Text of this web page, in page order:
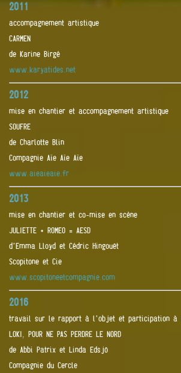
2011
accompagnement artistique
CARMEN
de Karine Birgé
www.karyatides.net
2012
mise en chantier et accompagnement artistique
SOUFRE
de Charlotte Blin
Compagnie Aïe Aïe Aïe
www.aieaieaie.fr
2013
mise en chantier et co-mise en scène
JULIETTE + ROMEO = AESD
d’Emma Lloyd et Cédric Hingouët
Scopitone et Cie
www.scopitoneetcompagnie.com
2016
travail sur le rapport à l’objet et participation à
LOKI, POUR NE PAS PERDRE LE NORD
de Abbi Patrix et Linda Edsjö
Compagnie du Cercle